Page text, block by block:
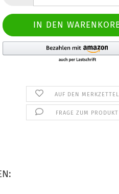
AUF DEN MERKZETTEL
FRAGE ZUM PRODUKT